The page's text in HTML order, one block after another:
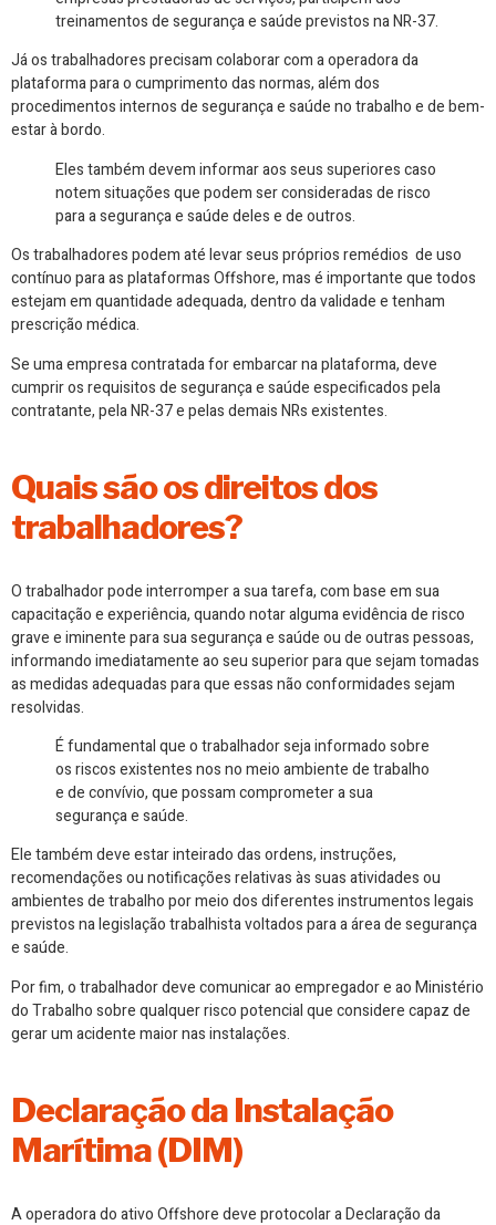
Já os trabalhadores precisam colaborar com a operadora da
plataforma para o cumprimento das normas, além dos
procedimentos internos de segurança e saúde no trabalho e de bem-
estar à bordo.
Eles também devem informar aos seus superiores caso
notem situações que podem ser consideradas de risco
para a segurança e saúde deles e de outros.
Os trabalhadores podem até levar seus próprios remédios de uso
contínuo para as plataformas Offshore, mas é importante que todos
estejam em quantidade adequada, dentro da validade e tenham
prescrição médica.
Se uma empresa contratada for embarcar na plataforma, deve
cumprir os requisitos de segurança e saúde especificados pela
contratante, pela NR-37 e pelas demais NRs existentes.
Quais são os direitos dos
trabalhadores?
O trabalhador pode interromper a sua tarefa, com base em sua
capacitação e experiência, quando notar alguma evidência de risco
grave e iminente para sua segurança e saúde ou de outras pessoas,
informando imediatamente ao seu superior para que sejam tomadas
as medidas adequadas para que essas não conformidades sejam
resolvidas.
É fundamental que o trabalhador seja informado sobre
os riscos existentes nos no meio ambiente de trabalho
e de convívio, que possam comprometer a sua
segurança e saúde.
Ele também deve estar inteirado das ordens, instruções,
recomendações ou notificações relativas às suas atividades ou
ambientes de trabalho por meio dos diferentes instrumentos legais
previstos na legislação trabalhista voltados para a área de segurança
e saúde.
Por fim, o trabalhador deve comunicar ao empregador e ao Ministério
do Trabalho sobre qualquer risco potencial que considere capaz de
gerar um acidente maior nas instalações.
Declaração da Instalação
Marítima (DIM)
A operadora do ativo Offshore deve protocolar a Declaração da